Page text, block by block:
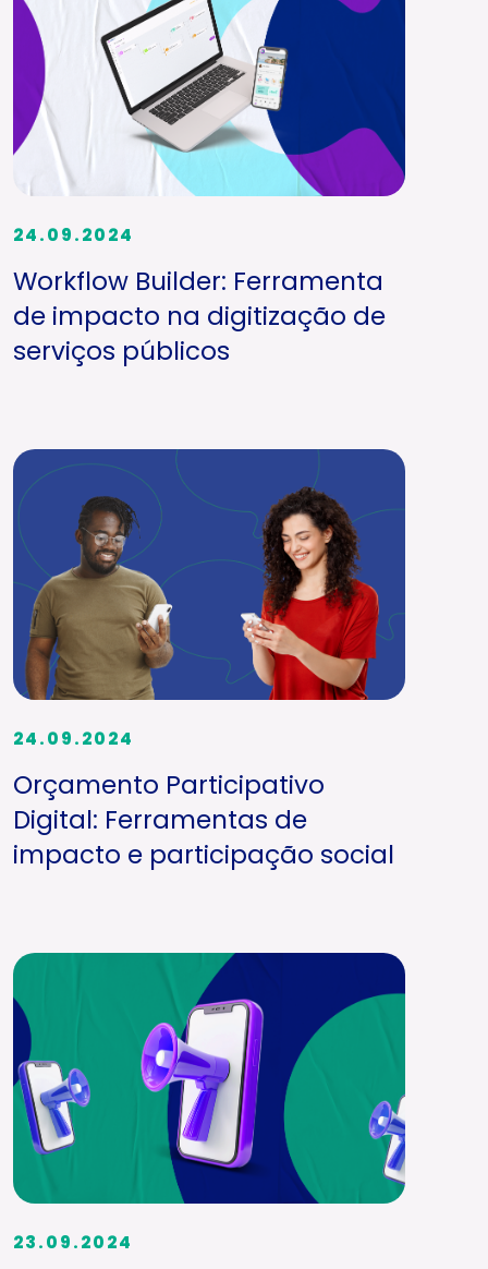
24.09.2024
Workflow Builder: Ferramenta
de impacto na digitização de
serviços públicos
24.09.2024
Orçamento Participativo
Digital: Ferramentas de
impacto e participação social
23.09.2024